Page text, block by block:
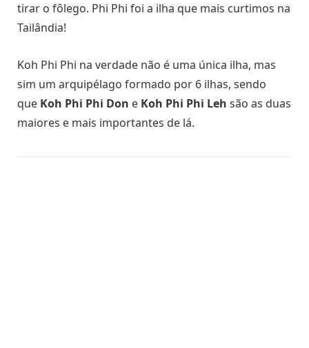
tirar o fôlego. Phi Phi foi a ilha que mais curtimos na
Tailândia!
Koh Phi Phi na verdade não é uma única ilha, mas
sim um arquipélago formado por 6 ilhas, sendo
que Koh Phi Phi Don e Koh Phi Phi Leh são as duas
maiores e mais importantes de lá.